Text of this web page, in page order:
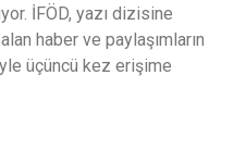
İFÖD, yazı dizisine
haber ve paylaşımların
üçüncü kez erişime